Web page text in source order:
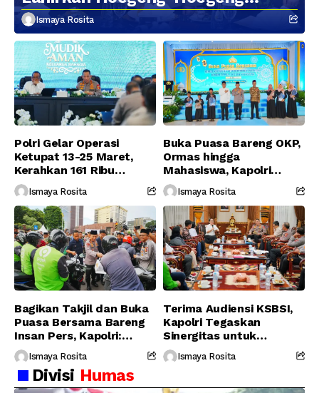
Berikutnya
Ismaya Rosita
Polri Gelar Operasi
Ketupat 13-25 Maret,
Kerahkan 161 Ribu
Personel Gabungan
Ismaya Rosita
Buka Puasa Bareng OKP,
Ormas hingga
Mahasiswa, Kapolri
Serukan Jaga
Persatuan-Dukung
Program Pemerintah
Ismaya Rosita
Bagikan Takjil dan Buka
Puasa Bersama Bareng
Insan Pers, Kapolri:
Suara Media Suara
Publik
Ismaya Rosita
Terima Audiensi KSBSI,
Kapolri Tegaskan
Sinergitas untuk
Perjuangkan Hak Buruh
Ismaya Rosita
Divisi Humas